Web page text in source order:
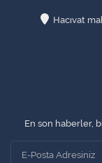
Hacıvat
En son haberler,